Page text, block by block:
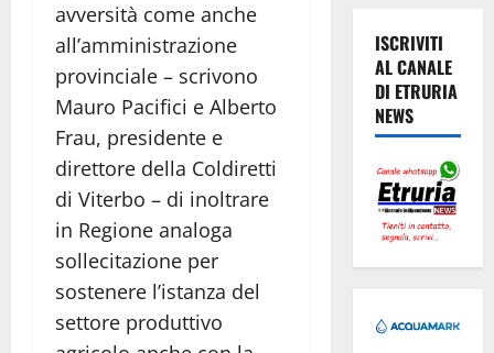
avversità come anche
all’amministrazione
provinciale – scrivono
Mauro Pacifici e Alberto
Frau, presidente e
direttore della Coldiretti
di Viterbo – di inoltrare
in Regione analoga
sollecitazione per
sostenere l’istanza del
settore produttivo
ISCRIVITI
AL CANALE
DI ETRURIA
NEWS